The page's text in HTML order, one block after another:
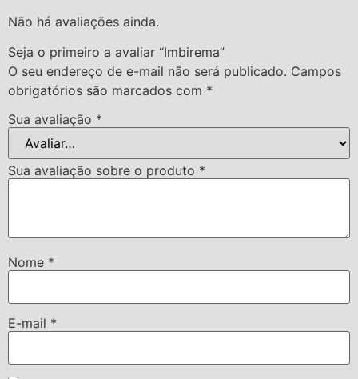
Não há avaliações ainda.
Seja o primeiro a avaliar “Imbirema”
O seu endereço de e-mail não será publicado. Campos
obrigatórios são marcados com *
Sua avaliação *
Sua avaliação sobre o produto *
Nome *
E-mail *